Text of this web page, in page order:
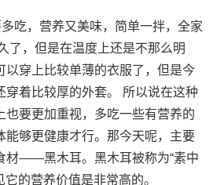
多吃，营养又美味，简单一拌，全家
了，但是在温度上还是不那么明
以穿上比较单薄的衣服了，但是今
着比较厚的外套。
所以说在这种
也要更加重视，多吃一些有营养的
能够更健康才行。那今天呢，主要
材——黑木耳。黑木耳被称为“素中
它的营养价值是非常高的。